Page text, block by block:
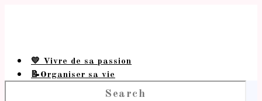
💛 Vivre de sa passion
📝Organiser sa vie